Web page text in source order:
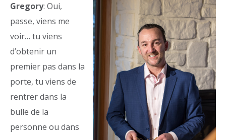
Gregory: Oui,
passe, viens me
voir… tu viens
d’obtenir un
premier pas dans la
porte, tu viens de
rentrer dans la
bulle de la
personne ou dans